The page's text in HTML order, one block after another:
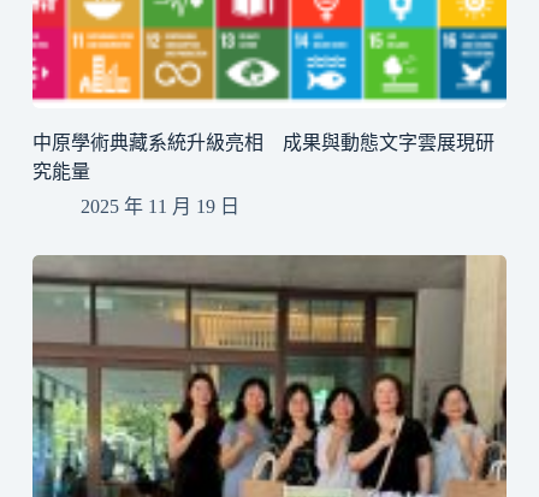
中原學術典藏系統升級亮相 成果與動態文字雲展現研
究能量
2025 年 11 月 19 日